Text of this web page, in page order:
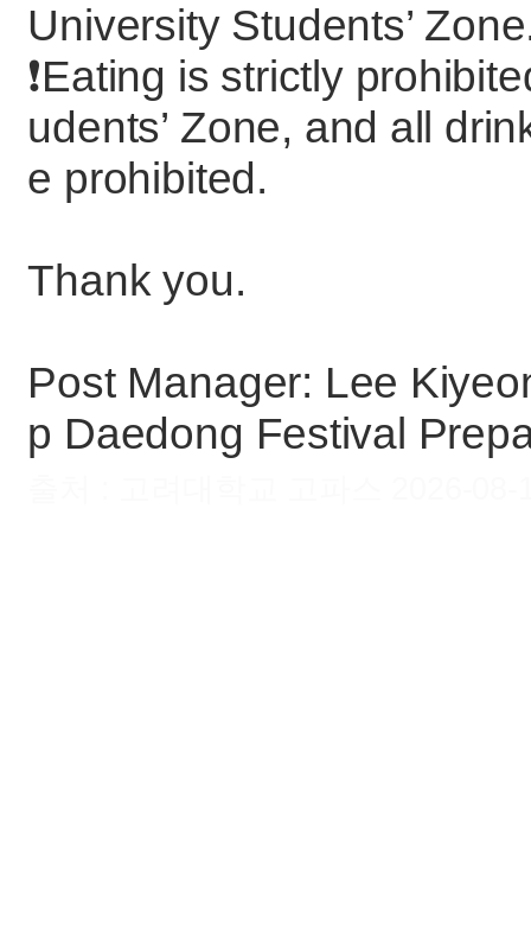
University Students’
❗️Eating is strictly
udents’ Zone, and all
e prohibited.
Thank you.
Post Manager: Lee
p Daedong Festival